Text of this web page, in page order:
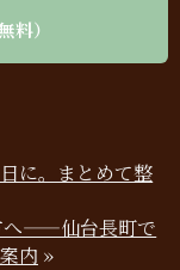
料）
に。まとめて整
へ——仙台長町で
内 »